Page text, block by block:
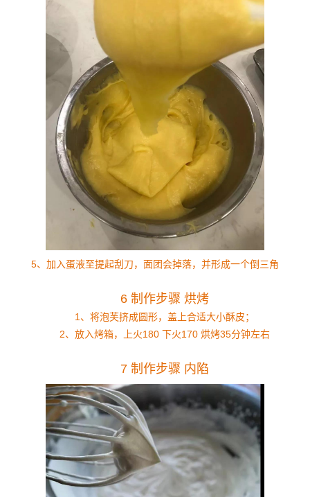
5、加入蛋液至提起刮刀，面团会掉落，并形成一个倒三角
6 制作步骤 烘烤
1、将泡芙挤成圆形，盖上合适大小酥皮；
2、放入烤箱，上火180 下火170 烘烤35分钟左右
7 制作步骤 内陷